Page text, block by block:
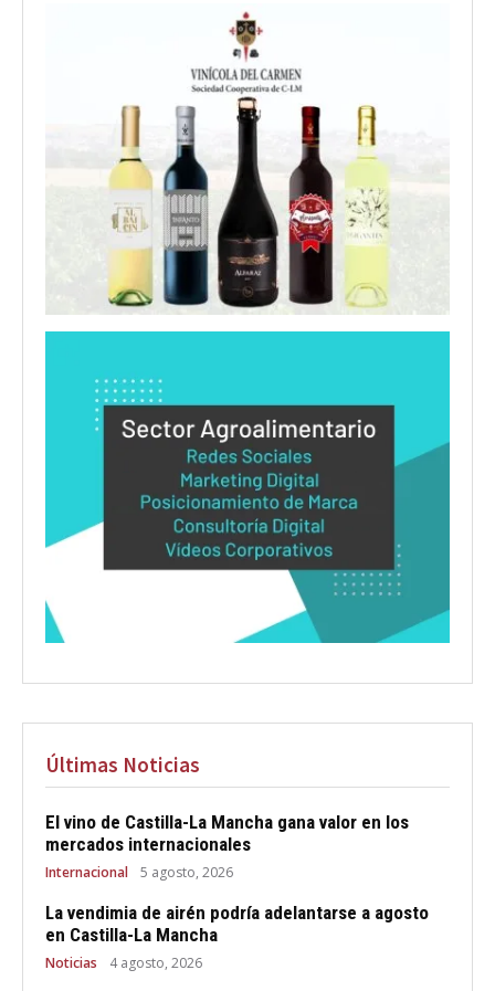
Últimas Noticias
El vino de Castilla-La Mancha gana valor en los
mercados internacionales
Internacional 5 agosto, 2026
La vendimia de airén podría adelantarse a agosto
en Castilla-La Mancha
Noticias 4 agosto, 2026